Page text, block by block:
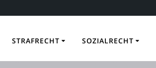
STRAFRECHT SOZIALRECHT